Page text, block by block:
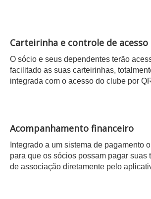
Carteirinha e controle de acesso
O sócio e seus dependentes terão
facilitado as suas carteirinhas,
integrada com o acesso do clube por
Acompanhamento financeiro
Integrado a um sistema de pagamento
para que os sócios possam pagar suas
de associação diretamente pelo